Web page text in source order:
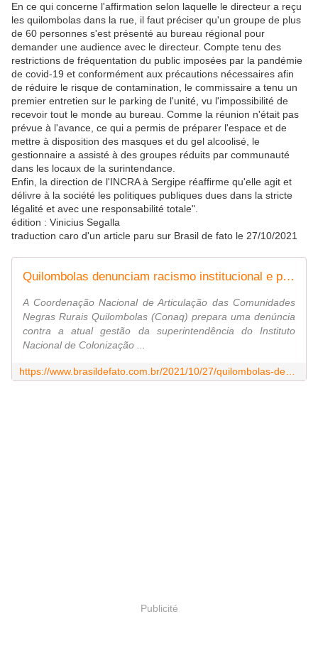
En ce qui concerne l'affirmation selon laquelle le directeur a reçu
les quilombolas dans la rue, il faut préciser qu'un groupe de plus
de 60 personnes s'est présenté au bureau régional pour
demander une audience avec le directeur. Compte tenu des
restrictions de fréquentation du public imposées par la pandémie
de covid-19 et conformément aux précautions nécessaires afin
de réduire le risque de contamination, le commissaire a tenu un
premier entretien sur le parking de l'unité, vu l'impossibilité de
recevoir tout le monde au bureau. Comme la réunion n'était pas
prévue à l'avance, ce qui a permis de préparer l'espace et de
mettre à disposition des masques et du gel alcoolisé, le
gestionnaire a assisté à des groupes réduits par communauté
dans les locaux de la surintendance.
Enfin, la direction de l'INCRA à Sergipe réaffirme qu'elle agit et
délivre à la société les politiques publiques dues dans la stricte
légalité et avec une responsabilité totale".
édition : Vinicius Segalla
traduction caro d'un article paru sur Brasil de fato le 27/10/2021
Quilombolas denunciam racismo institucional e perseguição a servidores no Incra de Sergipe
A Coordenação Nacional de Articulação das Comunidades
Negras Rurais Quilombolas (Conaq) prepara uma denúncia
contra a atual gestão da superintendência do Instituto
Nacional de Colonização ...
Publicité